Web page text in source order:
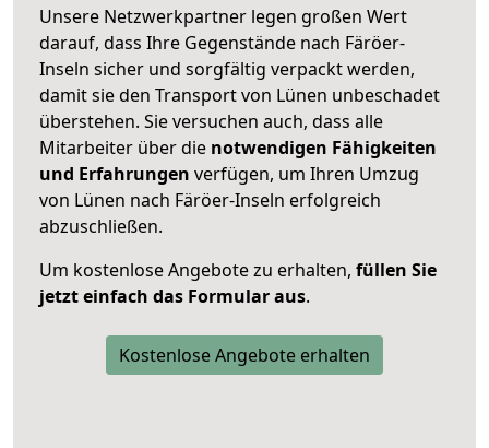
Unsere Netzwerkpartner legen großen Wert
darauf, dass Ihre Gegenstände nach Färöer-
Inseln sicher und sorgfältig verpackt werden,
damit sie den Transport von Lünen unbeschadet
überstehen. Sie versuchen auch, dass alle
Mitarbeiter über die notwendigen Fähigkeiten
und Erfahrungen verfügen, um Ihren Umzug
von Lünen nach Färöer-Inseln erfolgreich
abzuschließen.
Um kostenlose Angebote zu erhalten, füllen Sie
jetzt einfach das Formular aus.
Kostenlose Angebote erhalten